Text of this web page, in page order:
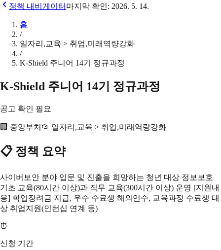
정책 내비게이터 마지막 확인: 2026. 5. 14.
홈
/
일자리,교육 > 취업,미래역량강화
/
K-Shield 주니어 14기 정규과정
K-Shield 주니어 14기 정규과정
공고 확인 필요
🏢 중앙부처 📂 일자리,교육 > 취업,미래역량강화
📋 정책 요약
사이버보안 분야 입문 및 진출을 희망하는 청년 대상 정보보호
기초 교육(80시간 이상)과 직무 교육(300시간 이상) 운영 [지원내
용] 학업장려금 지급, 우수 수료생 해외연수, 교육과정 수료생 대
상 취업지원(인턴십 연계 등)
⏰
신청 기간